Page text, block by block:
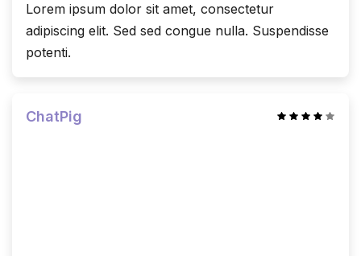
Lorem ipsum dolor sit amet, consectetur
adipiscing elit. Sed sed congue nulla. Suspendisse
potenti.
ChatPig